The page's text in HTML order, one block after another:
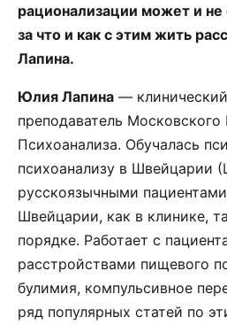
рационализации может и не
за что и как с этим жить
Лапина.
Юлия Лапина —
преподаватель Московского
Психоанализа. Обучалась
психоанализу в Швейцарии
русскоязычными
Швейцарии, как в клинике,
порядке. Работает с
расстройствами пищевого
булимия, компульсивное
ряд популярных статей по